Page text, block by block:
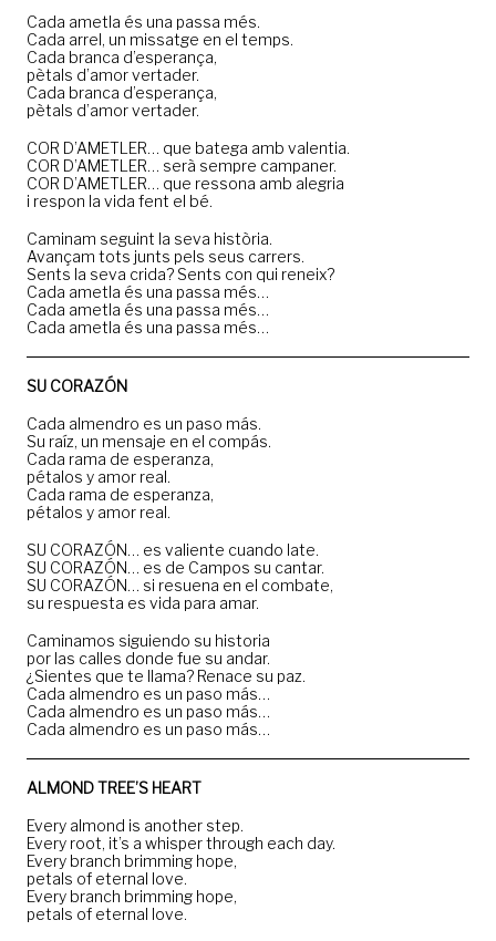
Cada ametla és una passa més.
Cada arrel, un missatge en el temps.
Cada branca d’esperança,
pètals d’amor vertader.
Cada branca d’esperança,
pètals d’amor vertader.
COR D’AMETLER… que batega amb valentia.
COR D’AMETLER… serà sempre campaner.
COR D’AMETLER… que ressona amb alegria
i respon la vida fent el bé.
Caminam seguint la seva història.
Avançam tots junts pels seus carrers.
Sents la seva crida? Sents con qui reneix?
Cada ametla és una passa més…
Cada ametla és una passa més…
Cada ametla és una passa més…
SU CORAZÓN
Cada almendro es un paso más.
Su raíz, un mensaje en el compás.
Cada rama de esperanza,
pétalos y amor real.
Cada rama de esperanza,
pétalos y amor real.
SU CORAZÓN… es valiente cuando late.
SU CORAZÓN… es de Campos su cantar.
SU CORAZÓN… si resuena en el combate,
su respuesta es vida para amar.
Caminamos siguiendo su historia
por las calles donde fue su andar.
¿Sientes que te llama? Renace su paz.
Cada almendro es un paso más…
Cada almendro es un paso más…
Cada almendro es un paso más…
ALMOND TREE’S HEART
Every almond is another step.
Every root, it’s a whisper through each day.
Every branch brimming hope,
petals of eternal love.
Every branch brimming hope,
petals of eternal love.